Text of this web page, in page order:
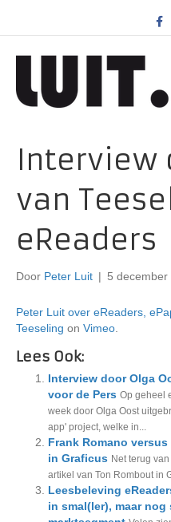
c
k
i
Interview
van
eReaders
Door Peter Luit | 5 december
Peter Luit over eReaders,
Teeseling on Vimeo
Lees Ook:
Interview door Olga
voor de Pers Op geheel
week door Olga Oost
app' project, welke in...
Frank Romano
in Graficus Net terug
artikel van Ton Rombout in
Leesbeleving
in smal(ler), maar